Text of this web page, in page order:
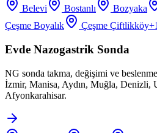
Belevi
Bostanlı Bozyaka
Çeşme Boyalık
Çeşme Çiftlikköy+
Evde Nazogastrik Sonda
NG sonda takma, değişimi ve
İzmir, Manisa, Aydın, Muğla, Denizli,
Afyonkarahisar.